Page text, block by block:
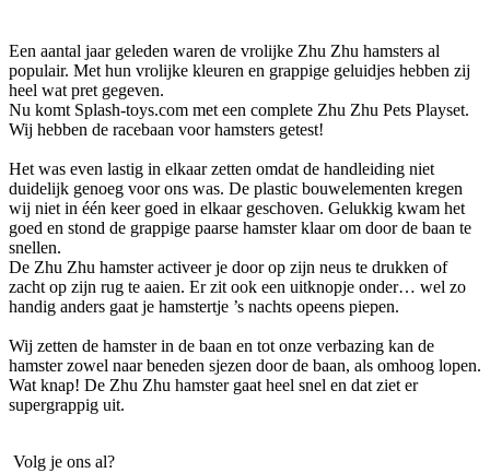
Een aantal jaar geleden waren de vrolijke Zhu Zhu hamsters al
populair. Met hun vrolijke kleuren en grappige geluidjes hebben zij
heel wat pret gegeven.
Nu komt Splash-toys.com met een complete Zhu Zhu Pets Playset.
Wij hebben de racebaan voor hamsters getest!
Het was even lastig in elkaar zetten omdat de handleiding niet
duidelijk genoeg voor ons was. De plastic bouwelementen kregen
wij niet in één keer goed in elkaar geschoven. Gelukkig kwam het
goed en stond de grappige paarse hamster klaar om door de baan te
snellen.
De Zhu Zhu hamster activeer je door op zijn neus te drukken of
zacht op zijn rug te aaien. Er zit ook een uitknopje onder… wel zo
handig anders gaat je hamstertje ’s nachts opeens piepen.
Wij zetten de hamster in de baan en tot onze verbazing kan de
hamster zowel naar beneden sjezen door de baan, als omhoog lopen.
Wat knap! De Zhu Zhu hamster gaat heel snel en dat ziet er
supergrappig uit.
Volg je ons al?